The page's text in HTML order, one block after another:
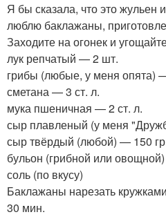
Я бы сказала, что это
люблю баклажаны,
Заходите на огонек и
лук репчатый — 2 шт.
грибы (любые, у меня опята)
сметана — 3 ст. л.
мука пшеничная — 2 ст. л.
сыр плавленый (у меня
сыр твёрдый (любой) — 150
бульон (грибной или
соль (по вкусу)
Баклажаны нарезать
30 мин.